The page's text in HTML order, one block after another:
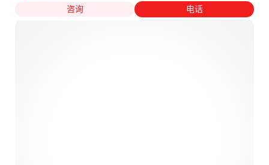
咨询
电话